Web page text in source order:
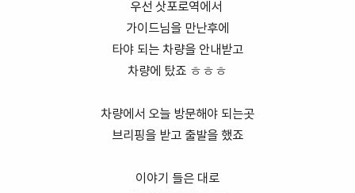
우선 삿포로역에서
가이드님을 만난후에
타야 되는 차량을 안내받고
차량에 탔죠 ㅎㅎㅎ
차량에서 오늘 방문해야 되는곳
브리핑을 받고 출발을 했죠
이야기 들은 대로